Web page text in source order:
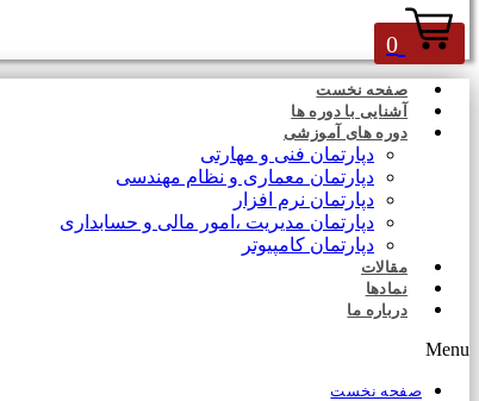
0
صفحه نخست
آشنایی با دوره ها
دوره های آموزشی
دپارتمان فنی و مهارتی
دپارتمان معماری و نظام مهندسی
دپارتمان نرم افزار
دپارتمان مدیریت ،امور مالی و حسابداری
دپارتمان کامپیوتر
مقالات
نمادها
درباره ما
Menu
صفحه نخست